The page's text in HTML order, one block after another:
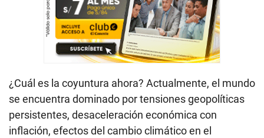
¿Cuál es la coyuntura ahora? Actualmente, el mundo
se encuentra dominado por tensiones geopolíticas
persistentes, desaceleración económica con
inflación, efectos del cambio climático en el